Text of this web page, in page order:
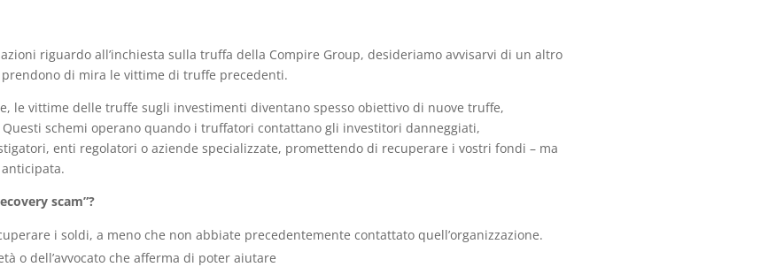
riguardo all’inchiesta sulla truffa della Compire Group, desideriamo avvisarvi di un altro
di mira le vittime di truffe precedenti.
le vittime delle truffe sugli investimenti diventano spesso obiettivo di nuove truffe,
Questi schemi operano quando i truffatori contattano gli investitori danneggiati,
enti regolatori o aziende specializzate, promettendo di recuperare i vostri fondi – ma
scam”?
i soldi, a meno che non abbiate precedentemente contattato quell’organizzazione.
o dell’avvocato che afferma di poter aiutare